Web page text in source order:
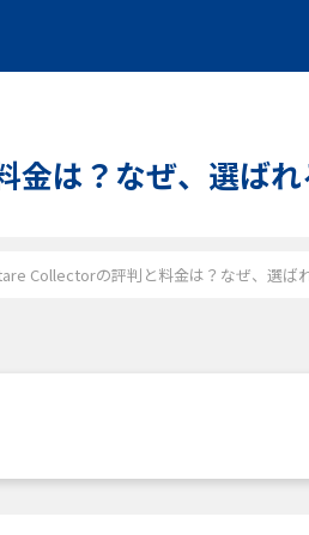
は？なぜ、選ば
Collectorの評判と料金は？なぜ、選ば